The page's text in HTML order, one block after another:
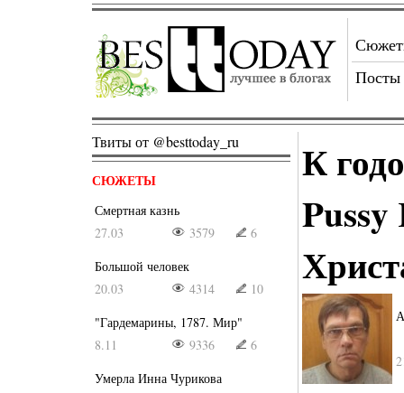
Посты
Твиты от @besttoday_ru
СЮЖЕТЫ
Смертная казнь
27.03
3579
6
Большой человек
20.03
4314
10
"Гардемарины, 1787. Мир"
8.11
9336
6
Умерла Инна Чурикова
К